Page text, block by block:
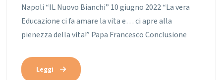
Napoli “IL Nuovo Bianchi” 10 giugno 2022 “La vera
Educazione ci fa amare la vita e… ci apre alla
pienezza della vita!” Papa Francesco Conclusione
Leggi